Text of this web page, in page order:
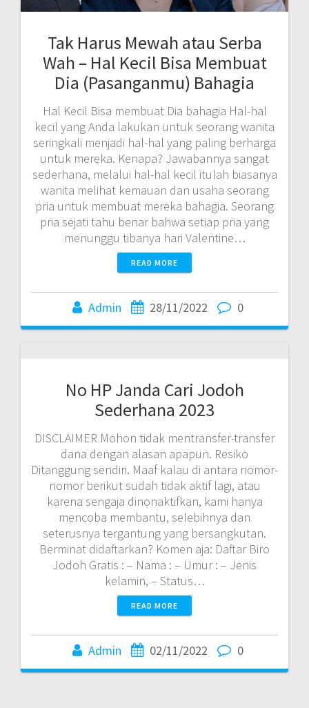
Tak Harus Mewah atau Serba
Wah – Hal Kecil Bisa Membuat
Dia (Pasanganmu) Bahagia
Hal Kecil Bisa membuat Dia bahagia Hal-hal
kecil yang Anda lakukan untuk seorang wanita
seringkali menjadi hal-hal yang paling berharga
untuk mereka. Kenapa? Jawabannya sangat
sederhana, melalui hal-hal kecil itulah biasanya
wanita melihat kemauan dan usaha seorang
pria untuk membuat mereka bahagia. Seorang
pria sejati tahu benar bahwa setiap pria yang
menunggu tibanya hari Valentine…
READ MORE
Admin 28/11/2022 0
No HP Janda Cari Jodoh
Sederhana 2023
DISCLAIMER Mohon tidak mentransfer-transfer
dana dengan alasan apapun. Resiko
Ditanggung sendiri. Maaf kalau di antara nomor-
nomor berikut sudah tidak aktif lagi, atau
karena sengaja dinonaktifkan, kami hanya
mencoba membantu, selebihnya dan
seterusnya tergantung yang bersangkutan.
Berminat didaftarkan? Komen aja: Daftar Biro
Jodoh Gratis : – Nama : – Umur : – Jenis
kelamin, – Status…
READ MORE
Admin 02/11/2022 0